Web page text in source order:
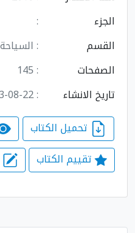
الجزء
:
القسم
: السياحة
الصفحات
: 145
تاريخ الانشاء
: 2023-08-22 08:10:16
تقييم الكتاب